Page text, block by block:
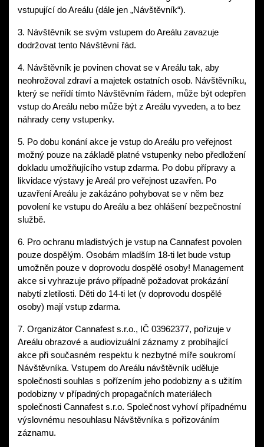
vstupující do Areálu (dále jen „Návštěvník“).
3. Návštěvník se svým vstupem do Areálu zavazuje
dodržovat tento Návštěvní řád.
4. Návštěvník je povinen chovat se v Areálu tak, aby
neohrožoval zdraví a majetek ostatních osob. Návštěvníku,
který se neřídí tímto Návštěvním řádem, může být odepřen
vstup do Areálu nebo může být z Areálu vyveden, a to bez
náhrady ceny vstupenky.
5. Po dobu konání akce je vstup do Areálu pro veřejnost
možný pouze na základě platné vstupenky nebo předložení
dokladu umožňujícího vstup zdarma. Po dobu přípravy a
likvidace výstavy je Areál pro veřejnost uzavřen. Po
uzavření Areálu je zakázáno pohybovat se v něm bez
povolení ke vstupu do Areálu a bez ohlášení bezpečnostní
službě.
6. Pro ochranu mladistvých je vstup na Cannafest povolen
pouze dospělým. Osobám mladším 18-ti let bude vstup
umožněn pouze v doprovodu dospělé osoby! Management
akce si vyhrazuje právo případně požadovat prokázání
nabytí zletilosti. Děti do 14-ti let (v doprovodu dospělé
osoby) mají vstup zdarma.
7. Organizátor Cannafest s.r.o., IČ 03962377, pořizuje v
Areálu obrazové a audiovizuální záznamy z probíhající
akce při současném respektu k nezbytné míře soukromí
Návštěvníka. Vstupem do Areálu návštěvník uděluje
společnosti souhlas s pořízením jeho podobizny a s užitím
podobizny v případných propagačních materiálech
společnosti Cannafest s.r.o. Společnost vyhoví případnému
výslovnému nesouhlasu Návštěvníka s pořizováním
záznamu.